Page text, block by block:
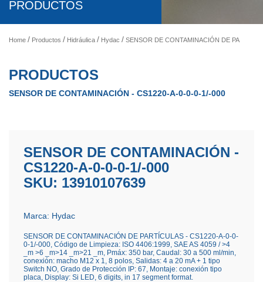
PRODUCTOS
Home Productos Hidráulica Hydac SENSOR DE CONTAMINACIÓN DE PARTÍCULAS FIJO
PRODUCTOS
SENSOR DE CONTAMINACIÓN - CS1220-A-0-0-0-1/-000
SENSOR DE CONTAMINACIÓN -
CS1220-A-0-0-0-1/-000
SKU: 13910107639
Marca: Hydac
SENSOR DE CONTAMINACIÓN DE PARTÍCULAS - CS1220-A-0-0-
0-1/-000, Código de Limpieza: ISO 4406:1999, SAE AS 4059 / >4
_m >6 _m>14 _m>21 _m, Pmáx: 350 bar, Caudal: 30 a 500 ml/min,
conexión: macho M12 x 1, 8 polos, Salidas: 4 a 20 mA + 1 tipo
Switch NO, Grado de Protección IP: 67, Montaje: conexión tipo
placa, Display: Si LED, 6 digits, in 17 segment format.